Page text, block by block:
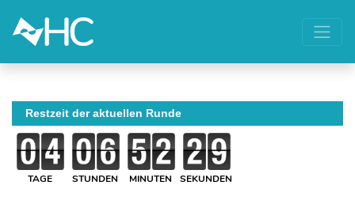
Restzeit der aktuellen Runde
TAGE STUNDEN MINUTEN SEKUNDEN